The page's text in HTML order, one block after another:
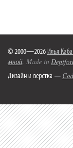
© 2000—2026 Илья
мной. Made in
Дизайн и верстка —